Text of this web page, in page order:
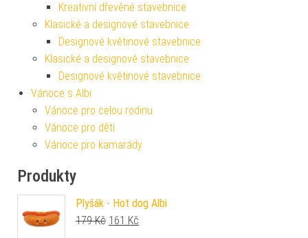
Kreativní dřevěné stavebnice
Klasické a designové stavebnice
Designové květinové stavebnice
Klasické a designové stavebnice
Designové květinové stavebnice
Vánoce s Albi
Vánoce pro celou rodinu
Vánoce pro děti
Vánoce pro kamarády
Produkty
Plyšák - Hot dog Albi
179Kč Původní cena byla: 179 Kč.
161 Kč